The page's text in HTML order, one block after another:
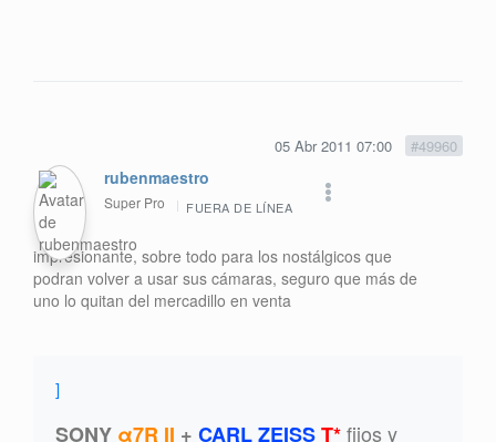
05 Abr 2011 07:00 #49960
rubenmaestro
Super Pro FUERA DE LÍNEA
impresionante, sobre todo para los nostálgicos que
podran volver a usar sus cámaras, seguro que más de
uno lo quitan del mercadillo en venta
]
SONY α7R II + CARL ZEISST*fijos y